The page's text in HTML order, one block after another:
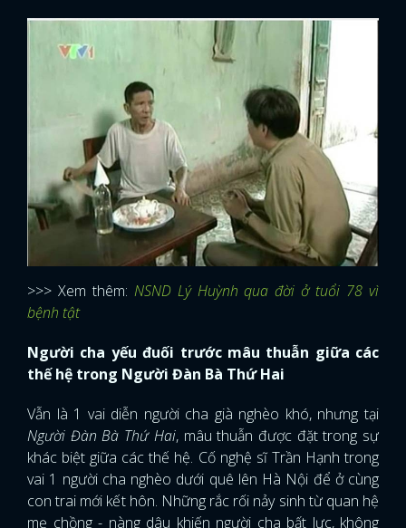
>>> Xem thêm: NSND Lý Huỳnh qua đời ở tuổi 78 vì
bệnh tật
Người cha yếu đuối trước mâu thuẫn giữa các
thế hệ trong Người Đàn Bà Thứ Hai
Vẫn là 1 vai diễn người cha già nghèo khó, nhưng tại
Người Đàn Bà Thứ Hai, mâu thuẫn được đặt trong sự
khác biệt giữa các thế hệ. Cố nghệ sĩ Trần Hạnh trong
vai 1 người cha nghèo dưới quê lên Hà Nội để ở cùng
con trai mới kết hôn. Những rắc rối nảy sinh từ quan hệ
mẹ chồng - nàng dâu khiến người cha bất lực, không